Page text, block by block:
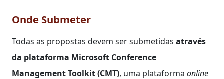
Onde Submeter
Todas as propostas devem ser submetidas através
da plataforma Microsoft Conference
Management Toolkit (CMT), uma plataforma online